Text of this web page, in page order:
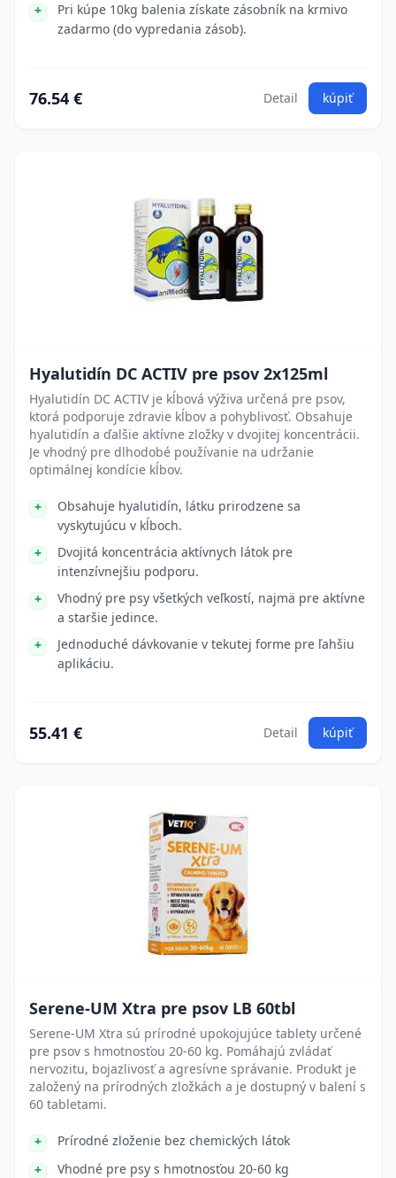
Pri kúpe 10kg balenia získate zásobník na krmivo
zadarmo (do vypredania zásob).
76.54 € Detail kúpiť
Hyalutidín DC ACTIV pre psov 2x125ml
Hyalutidín DC ACTIV je kĺbová výživa určená pre psov,
ktorá podporuje zdravie kĺbov a pohyblivosť. Obsahuje
hyalutidín a ďalšie aktívne zložky v dvojitej koncentrácii.
Je vhodný pre dlhodobé používanie na udržanie
optimálnej kondície kĺbov.
Obsahuje hyalutidín, látku prirodzene sa
vyskytujúcu v kĺboch.
Dvojitá koncentrácia aktívnych látok pre
intenzívnejšiu podporu.
Vhodný pre psy všetkých veľkostí, najmä pre aktívne
a staršie jedince.
Jednoduché dávkovanie v tekutej forme pre ľahšiu
aplikáciu.
55.41 € Detail kúpiť
Serene-UM Xtra pre psov LB 60tbl
Serene-UM Xtra sú prírodné upokojujúce tablety určené
pre psov s hmotnosťou 20-60 kg. Pomáhajú zvládať
nervozitu, bojazlivosť a agresívne správanie. Produkt je
založený na prírodných zložkách a je dostupný v balení s
60 tabletami.
Prírodné zloženie bez chemických látok
Vhodné pre psy s hmotnosťou 20-60 kg